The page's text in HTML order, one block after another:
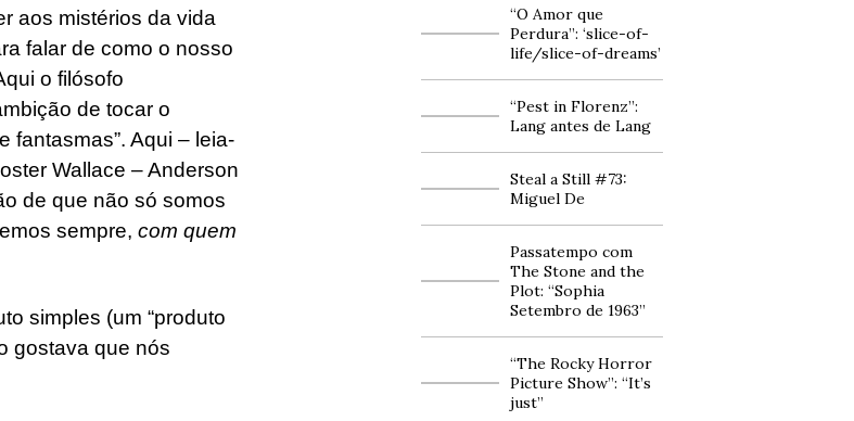
aos mistérios da vida
falar de como o nosso
o filósofo
de tocar o
fantasmas”. Aqui – leia-
Wallace – Anderson
de que não só somos
sempre, com quem
simples (um “produto
gostava que nós
“O Amor que
Perdura”: ‘slice-of-
life/slice-of-dreams’
“Pest in Florenz”:
Lang antes de Lang
Steal a Still #73:
Miguel De
Passatempo com
The Stone and the
Plot: “Sophia
Setembro de 1963”
“The Rocky Horror
Picture Show”: “It’s
just”